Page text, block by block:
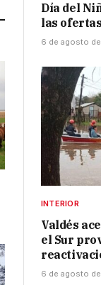
Día del
las
6 de agosto
INTERIOR
Valdés
el Sur
6 de agosto